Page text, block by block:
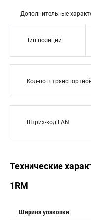
Дополнительные
Тип позиции
Кол-во в
Штрих-код EAN
Технические
1RM
Ширина упаковки